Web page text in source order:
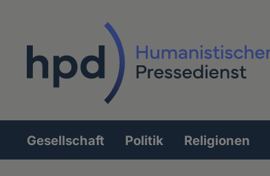
Hauptnavigation
Gesellschaft Politik Religionen